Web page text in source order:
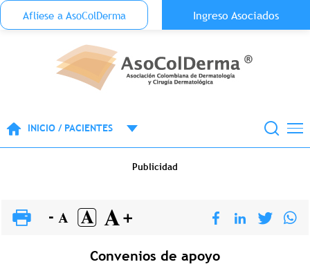
Pasar al contenido principal
Menu Top Anónimo
Aflíese a AsoColDerma Ingreso Asociados
INICIO / PACIENTES
Publicidad
Convenios de apoyo